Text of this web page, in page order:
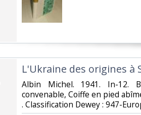
‎L'Ukraine des origines à
‎Albin Michel. 1941. In-12.
convenable, Coiffe en pied
. Classification Dewey : 947-